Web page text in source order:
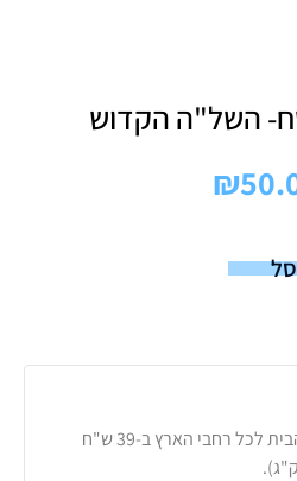
השל"ה הקדוש
₪
שליח עד הבית לכל רחבי הארץ ב-39 ש"ח